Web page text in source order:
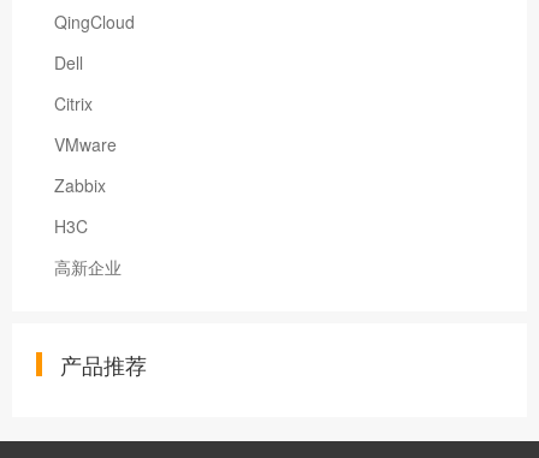
QingCloud
Dell
Citrix
VMware
Zabbix
H3C
高新企业
产品推荐